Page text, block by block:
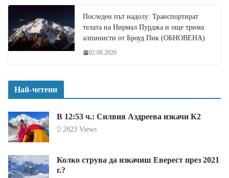
Последен път надолу: Транспортират
телата на Нирмал Пурджа и още трима
алпинисти от Броуд Пик (ОБНОВЕНА)
02.08.2026
Най-четени
В 12:53 ч.: Силвия Аздреева изкачи К2
2823 Views
Колко струва да изкачиш Еверест през 2021
г.?